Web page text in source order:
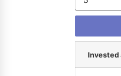
Invested